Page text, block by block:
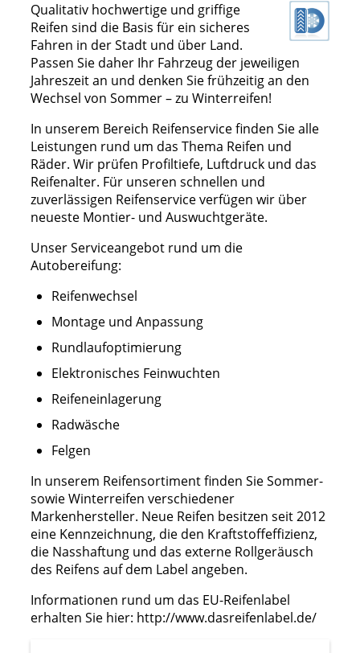
Qualitativ hochwertige und griffige
Reifen sind die Basis für ein sicheres
Fahren in der Stadt und über Land.
Passen Sie daher Ihr Fahrzeug der jeweiligen
Jahreszeit an und denken Sie frühzeitig an den
Wechsel von Sommer – zu Winterreifen!
In unserem Bereich Reifenservice finden Sie alle
Leistungen rund um das Thema Reifen und
Räder. Wir prüfen Profiltiefe, Luftdruck und das
Reifenalter. Für unseren schnellen und
zuverlässigen Reifenservice verfügen wir über
neueste Montier- und Auswuchtgeräte.
Unser Serviceangebot rund um die
Autobereifung:
Reifenwechsel
Montage und Anpassung
Rundlaufoptimierung
Elektronisches Feinwuchten
Reifeneinlagerung
Radwäsche
Felgen
In unserem Reifensortiment finden Sie Sommer-
sowie Winterreifen verschiedener
Markenhersteller. Neue Reifen besitzen seit 2012
eine Kennzeichnung, die den Kraftstoffeffizienz,
die Nasshaftung und das externe Rollgeräusch
des Reifens auf dem Label angeben.
Informationen rund um das EU-Reifenlabel
erhalten Sie hier: http://www.dasreifenlabel.de/